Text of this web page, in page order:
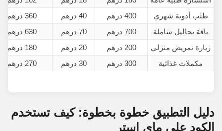
طلب أدوية شهري
400 درهم 40 درهم
360 درهم
باقة تحاليل شاملة
700 درهم 70 درهم
630 درهم
زيارة تمريض منزلي
200 درهم 20 درهم
180 درهم
مكملات غذائية
300 درهم 30 درهم 270 درهم
دليل التطبيق خطوة بخطوة: كيف تستخدم
الكود على ماي استر